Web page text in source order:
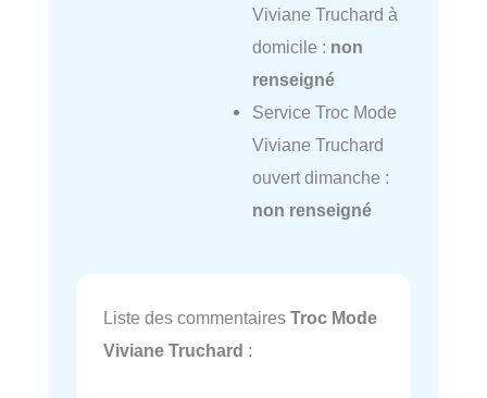
Viviane Truchard à
domicile : non
renseigné
Service Troc Mode
Viviane Truchard
ouvert dimanche :
non renseigné
Liste des commentaires Troc Mode
Viviane Truchard :